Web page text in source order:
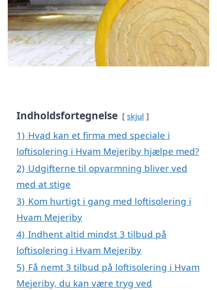
Indholdsfortegnelse skjul
1) Hvad kan et firma med speciale i
loftisolering i Hvam Mejeriby hjælpe med?
2) Udgifterne til opvarmning bliver ved
med at stige
3) Kom hurtigt i gang med loftisolering i
Hvam Mejeriby
4) Indhent altid mindst 3 tilbud på
loftisolering i Hvam Mejeriby
5) Få nemt 3 tilbud på loftisolering i Hvam
Mejeriby, du kan være tryg ved